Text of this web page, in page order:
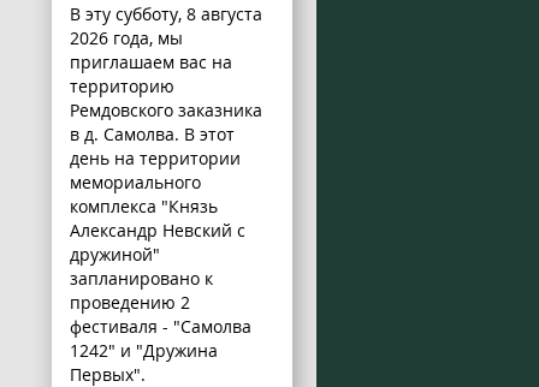
В эту субботу, 8 августа
2026 года, мы
приглашаем вас на
территорию
Ремдовского заказника
в д. Самолва. В этот
день на территории
мемориального
комплекса "Князь
Александр Невский с
дружиной"
запланировано к
проведению 2
фестиваля - "Самолва
1242" и "Дружина
Первых".